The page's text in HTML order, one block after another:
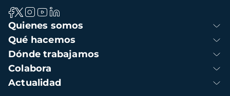
Navegación
principal
Quienes somos
Qué hacemos
Dónde trabajamos
Colabora
Actualidad